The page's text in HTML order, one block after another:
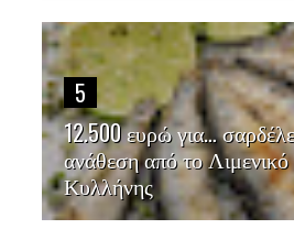
5
12.500 ευρώ για…
ανάθεση από το
Κυλλήνης